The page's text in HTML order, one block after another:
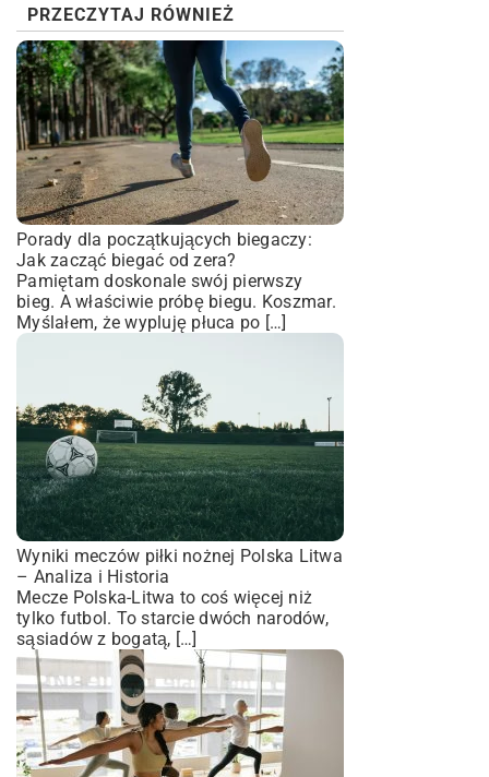
PRZECZYTAJ RÓWNIEŻ
Porady dla początkujących biegaczy:
Jak zacząć biegać od zera?
Pamiętam doskonale swój pierwszy
bieg. A właściwie próbę biegu. Koszmar.
Myślałem, że wypluję płuca po […]
Wyniki meczów piłki nożnej Polska Litwa
– Analiza i Historia
Mecze Polska-Litwa to coś więcej niż
tylko futbol. To starcie dwóch narodów,
sąsiadów z bogatą, […]